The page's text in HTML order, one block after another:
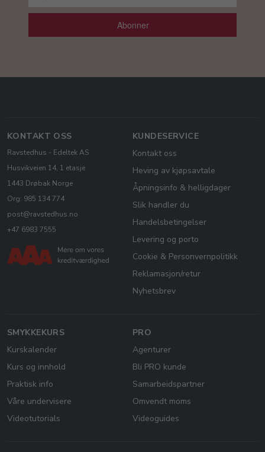
Abonner
KONTAKT OSS
Ravstedhus - Edeltek AS
Husvikveien 14, 1 etasje
1443 Drøbak Norge
Org: 985 134 774
post@ravstedhus.no
+47 6983 7555
KUNDESERVICE
Kontakt oss
Heving av kjøpsavtale
Åpningsinfo & helligdager
Slik handler du
Handelsbetingelser
Levering og porto
Cookie & Personvernpolitikk
Reklamasjon/retur
Nyhetsbrev
SMYKKEKURS
Kurskalender
Kurs og innhold
Praktisk info
Våre undervisere
Videotutorials
PRO
Agenturer
Bli PRO kunde
Samarbeidspartner
Omvendt moms
Videoguides